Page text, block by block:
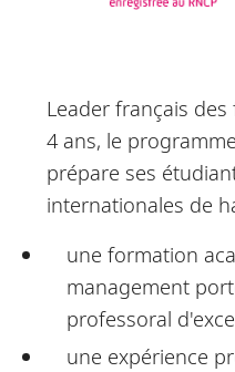
Leader français
4 ans, le
prépare ses
internationales de
une formation
management
professoral
une expérience